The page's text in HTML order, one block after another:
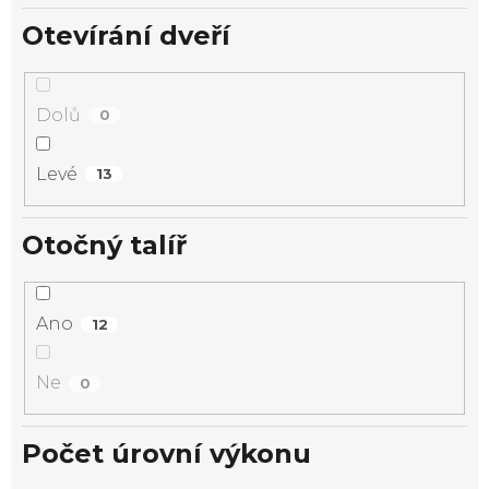
Otevírání dveří
Dolů 0
Levé 13
Otočný talíř
Ano 12
Ne 0
Počet úrovní výkonu